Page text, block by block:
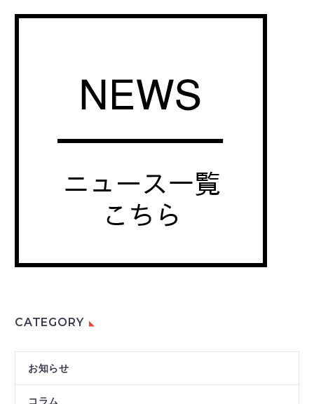
CATEGORY
お知らせ
コラム